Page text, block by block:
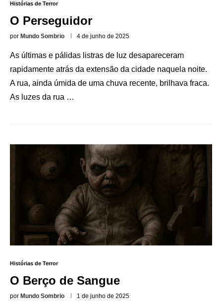
Histórias de Terror
O Perseguidor
por Mundo Sombrio 4 de junho de 2025
As últimas e pálidas listras de luz desapareceram
rapidamente atrás da extensão da cidade naquela noite.
A rua, ainda úmida de uma chuva recente, brilhava fraca.
As luzes da rua …
Histórias de Terror
O Berço de Sangue
por Mundo Sombrio 1 de junho de 2025